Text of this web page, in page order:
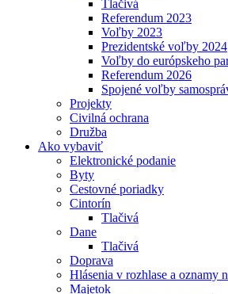
Tlačivá
Referendum 2023
Voľby 2023
Prezidentské voľby 2024
Voľby do európskeho
Referendum 2026
Spojené voľby
Projekty
Civilná ochrana
Družba
Ako vybaviť
Elektronické podanie
Byty
Cestovné poriadky
Cintorín
Tlačivá
Dane
Tlačivá
Doprava
Hlásenia v rozhlase a oznamy
Majetok